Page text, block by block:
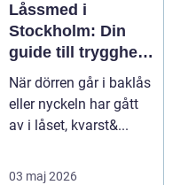
Låssmed i
Stockholm: Din
guide till trygghet
och säkerhet
När dörren går i baklås
eller nyckeln har gått
av i låset, kvarst&...
03 maj 2026